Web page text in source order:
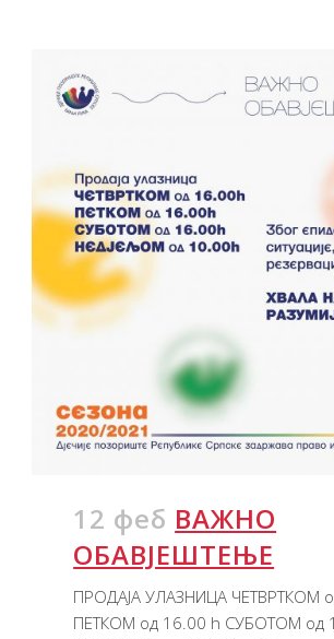
12 феб ВАЖНО
ОБАВЈЕШТЕЊЕ
ПРОДАЈА УЛАЗНИЦА ЧЕТВРТКОМ
ПЕТКОМ од 16.00 h СУБОТОМ од